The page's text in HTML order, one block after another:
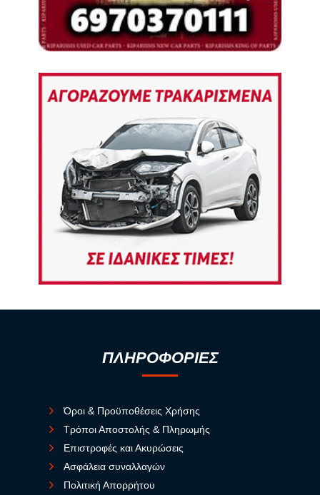
ΠΛΗΡΟΦΟΡΙΕΣ
Όροι & Προϋποθέσεις Χρήσης
Τρόποι Αποστολής & Πληρωμής
Επιστροφές και Ακυρώσεις
Ασφάλεια συναλλαγών
Πολιτική Απορρήτου